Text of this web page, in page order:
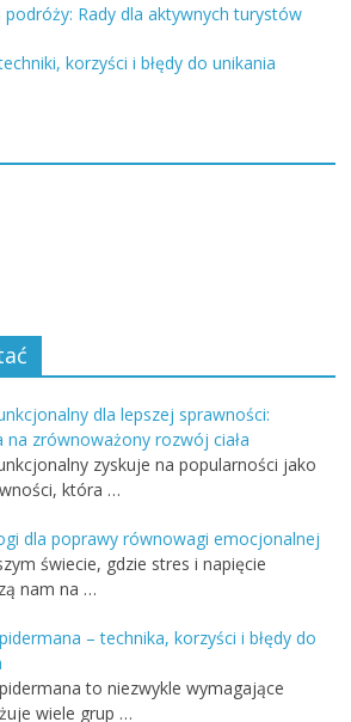
podróży: Rady dla aktywnych turystów
korzyści i błędy do unikania
dla lepszej sprawności:
na zrównoważony rozwój ciała
zyskuje na popularności jako
która …
dla poprawy równowagi emocjonalnej
świecie, gdzie stres i napięcie
nam na …
– technika, korzyści i błędy do
to niezwykle wymagające
wiele grup …